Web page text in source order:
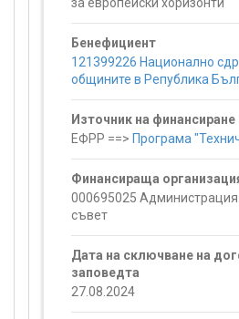
Бенефициент
121399226 Национално
общините в Република
Източник на финансиране
ЕФРР ==> Програма
Финансираща
000695025
съвет
Дата на сключване на
заповедта
27.08.2024